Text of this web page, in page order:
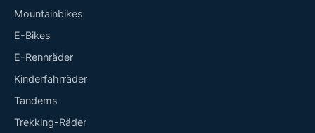
Mountainbikes
E-Bikes
E-Rennräder
Kinderfahrräder
Tandems
Trekking-Räder